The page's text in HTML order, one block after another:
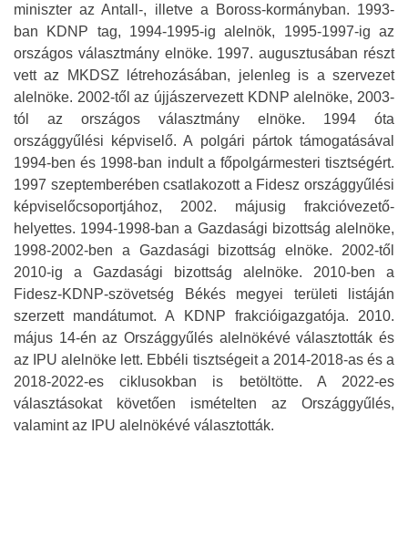
miniszter az Antall-, illetve a Boross-kormányban. 1993-
ban KDNP tag, 1994-1995-ig alelnök, 1995-1997-ig az
országos választmány elnöke. 1997. augusztusában részt
vett az MKDSZ létrehozásában, jelenleg is a szervezet
alelnöke. 2002-től az újjászervezett KDNP alelnöke, 2003-
tól az országos választmány elnöke. 1994 óta
országgyűlési képviselő. A polgári pártok támogatásával
1994-ben és 1998-ban indult a főpolgármesteri tisztségért.
1997 szeptemberében csatlakozott a Fidesz országgyűlési
képviselőcsoportjához, 2002. májusig frakcióvezető-
helyettes. 1994-1998-ban a Gazdasági bizottság alelnöke,
1998-2002-ben a Gazdasági bizottság elnöke. 2002-től
2010-ig a Gazdasági bizottság alelnöke. 2010-ben a
Fidesz-KDNP-szövetség Békés megyei területi listáján
szerzett mandátumot. A KDNP frakcióigazgatója. 2010.
május 14-én az Országgyűlés alelnökévé választották és
az IPU alelnöke lett. Ebbéli tisztségeit a 2014-2018-as és a
2018-2022-es ciklusokban is betöltötte. A 2022-es
választásokat követően ismételten az Országgyűlés,
valamint az IPU alelnökévé választották.